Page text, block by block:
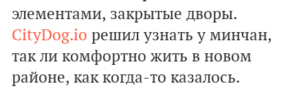
элементами, закрытые дворы.
CityDog.io решил узнать у минчан,
так ли комфортно жить в новом
районе, как когда-то казалось.